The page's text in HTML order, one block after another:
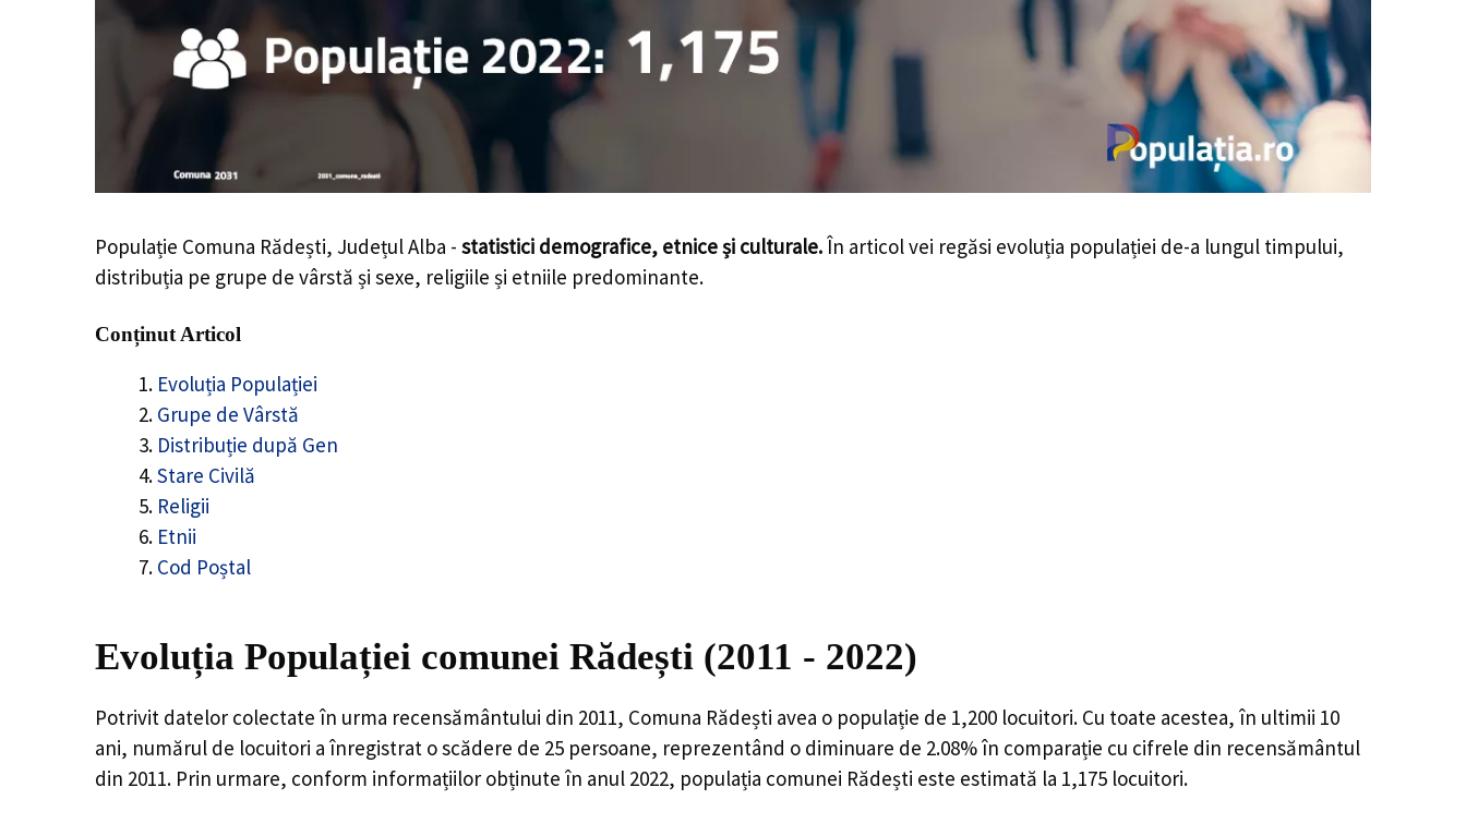
Populație Comuna Rădești, Județul Alba - statistici demografice, etnice și culturale.În articol vei regăsi evoluția populației de-a lungul timpului,
distribuția pe grupe de vârstă și sexe, religiile și etniile predominante.
Conținut Articol
Evoluția Populației
Grupe de Vârstă
Distribuție după Gen
Stare Civilă
Religii
Etnii
Cod Poștal
Evoluția Populației comunei Rădești (2011 - 2022)
Potrivit datelor colectate în urma recensământului din 2011, Comuna Rădești avea o populație de 1,200 locuitori. Cu toate acestea, în ultimii 10
ani, numărul de locuitori a înregistrat oscădere de 25 persoane, reprezentând o diminuare de 2.08%în comparație cu cifrele din recensământul
din 2011. Prin urmare, conform informațiilor obținute în anul 2022, populația comunei Rădești este estimată la 1,175 locuitori.